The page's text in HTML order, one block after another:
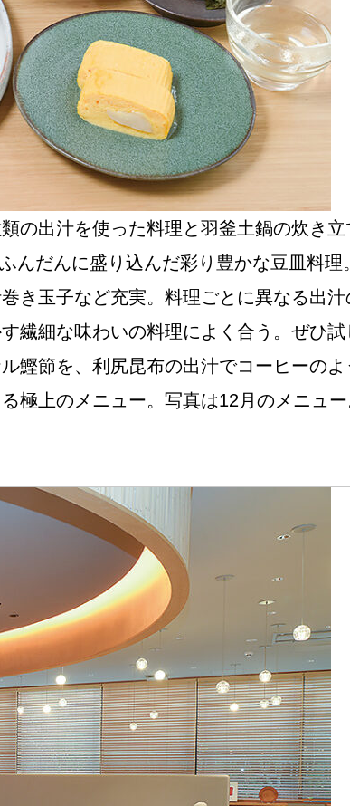
CULTURE
関西で開催。おすすめの展覧
おすすめの映画
誠光社で選びました。おす
紹介します。おすすめのイ
の出汁を使った料理と羽釜土鍋の炊き
んだんに盛り込んだ彩り豊かな豆皿料
き玉子など充実。料理ごとに異なる出
繊細な味わいの料理によく合う。ぜひ
鰹節を、利尻昆布の出汁でコーヒーの
極上のメニュー。写真は12月のメニュ